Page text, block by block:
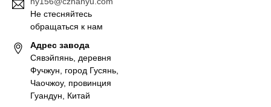
Не стесняйтесь
обращаться к нам
Адрес завода
Сявэйпянь, деревня
Фучжун, город Гусянь,
Чаочжоу, провинция
Гуандун, Китай